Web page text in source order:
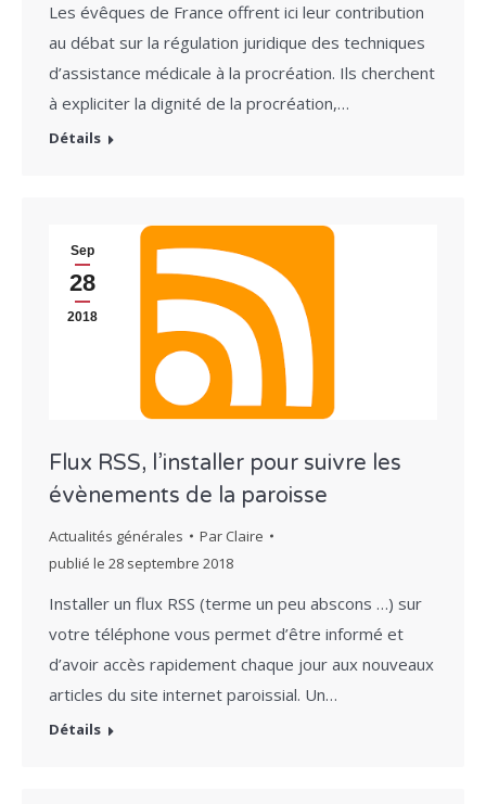
Les évêques de France offrent ici leur contribution
au débat sur la régulation juridique des techniques
d’assistance médicale à la procréation. Ils cherchent
à expliciter la dignité de la procréation,…
Détails
Sep
28
2018
Flux RSS, l’installer pour suivre les
évènements de la paroisse
Actualités générales Par Claire
publié le 28 septembre 2018
Installer un flux RSS (terme un peu abscons …) sur
votre téléphone vous permet d’être informé et
d’avoir accès rapidement chaque jour aux nouveaux
articles du site internet paroissial. Un…
Détails